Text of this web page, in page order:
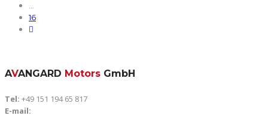
16
AVANGARD Motors GmbH
Tel: +49 151 194 65 817
E-mail: